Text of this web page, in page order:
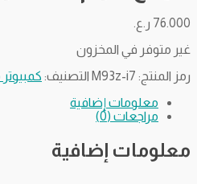
76.000 ر.ع.
غير متوفر في المخزون
رمز المنتج: M93z-i7 التصنيف:
معلومات إضافية
مراجعات (0)
معلومات إضافية